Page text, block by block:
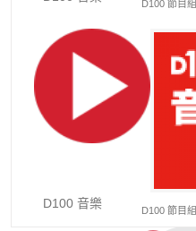
D100 節目組
D100 音樂 D100 節目組